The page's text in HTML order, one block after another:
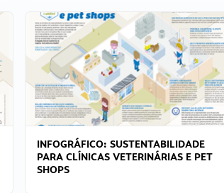
INFOGRÁFICO: SUSTENTABILIDADE
PARA CLÍNICAS VETERINÁRIAS E PET
SHOPS